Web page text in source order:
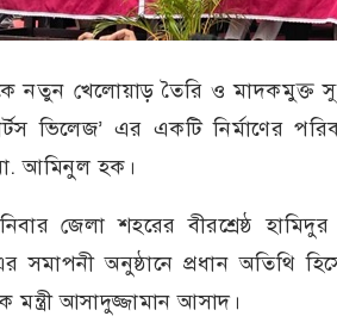
নতুন খেলোয়াড় তৈরি ও মাদকমুক্ত
ভিলেজ’ এর একটি নির্মাণের
মো. আমিনুল হক।
জেলা শহরের বীরশ্রেষ্ঠ
এর সমাপনী অনুষ্ঠানে প্রধান অতিথি
আসাদুজ্জামান আসাদ।